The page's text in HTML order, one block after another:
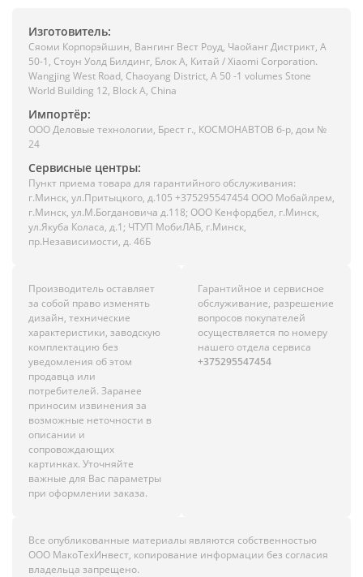
Изготовитель:
Сяоми Корпорэйшин, Вангинг Вест Роуд, Чаойанг Дистрикт, А
50-1, Стоун Уолд Билдинг, Блок А, Китай / Xiaomi Corporation.
Wangjing West Road, Chaoyang District, A 50 -1 volumes Stone
World Building 12, Block A, China
Импортёр:
ООО Деловые технологии, Брест г., КОСМОНАВТОВ б-р, дом №
24
Сервисные центры:
Пункт приема товара для гарантийного обслуживания:
г.Минск, ул.Притыцкого, д.105 +375295547454 ООО Мобайлрем,
г.Минск, ул.М.Богдановича д.118; ООО Кенфордбел, г.Минск,
ул.Якуба Коласа, д.1; ЧТУП МобиЛАБ, г.Минск,
пр.Независимости, д. 46Б
Производитель оставляет
за собой право изменять
дизайн, технические
характеристики, заводскую
комплектацию без
уведомления об этом
продавца или
потребителей. Заранее
приносим извинения за
возможные неточности в
описании и
сопровождающих
картинках. Уточняйте
важные для Вас параметры
при оформлении заказа.
Гарантийное и сервисное
обслуживание, разрешение
вопросов покупателей
осуществляется по номеру
нашего отдела сервиса
+375295547454
Все опубликованные материалы являются собственностью
ООО МакоТехИнвест, копирование информации без согласия
владельца запрещено.